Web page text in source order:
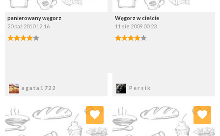
panierowany węgorz
20 paź 2010 12:16
agata1722
Węgorz w cieście
11 sie 2009 00:23
Persik
Dodaj do ulubionych
Wybierz listę:
Dodaj do ulubionych
Wybierz listę: